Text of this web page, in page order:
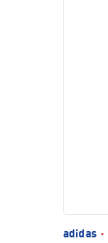
adidas ·